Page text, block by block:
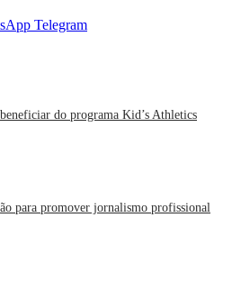
Telegram
do programa Kid’s Athletics
para promover jornalismo profissional